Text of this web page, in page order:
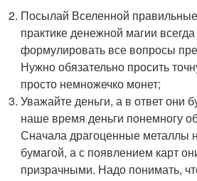
Посылай Вселенной
практике денежной магии
формулировать все вопросы
Нужно обязательно просить
просто немножечко монет;
Уважайте деньги, а в ответ они
наше время деньги понемногу
Сначала драгоценные металлы
бумагой, а с появлением карт
призрачными. Надо понимать,